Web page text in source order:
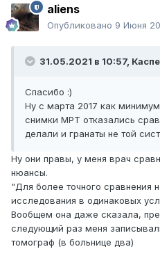
aliens
Опубликовано 9 Июня
31.05.2021 в 10:57,
Спасибо :)
Ну с марта 2017 как
снимки МРТ отказались
делали и гранаты не той
Ну они правы, у меня врач
нюансы.
"Для более точного сравнения
исследования в одинаковых
Вообщем она даже сказала,
следующий раз меня
томограф (в больнице два)